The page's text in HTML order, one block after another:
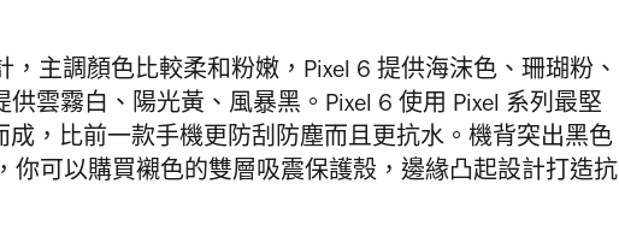
，主調顏色比較柔和粉嫩，Pixel 6 提供海沫色、珊瑚粉、
供雲霧白、陽光黃、風暴黑。Pixel 6 使用 Pixel 系列最堅
成，比前一款手機更防刮防塵而且更抗水。機背突出黑色
你可以購買襯色的雙層吸震保護殼，邊緣凸起設計打造抗